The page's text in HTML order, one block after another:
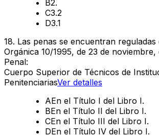
B2.
C3.2
D3.1
18. Las penas se encuentran reguladas
Orgánica 10/1995, de 23 de noviembre,
Penal:
Cuerpo Superior de Técnicos de
PenitenciariasVer detalles
AEn el Título I del Libro I.
BEn el Título II del Libro I.
CEn el Título III del Libro I.
DEn el Título IV del Libro I.